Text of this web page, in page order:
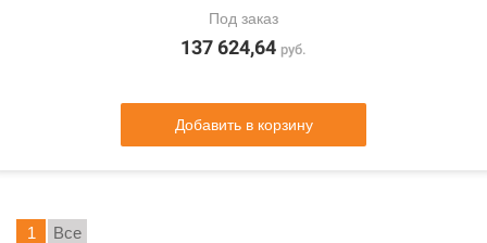
Под заказ
137 624,64 руб.
Добавить в корзину
1 Все